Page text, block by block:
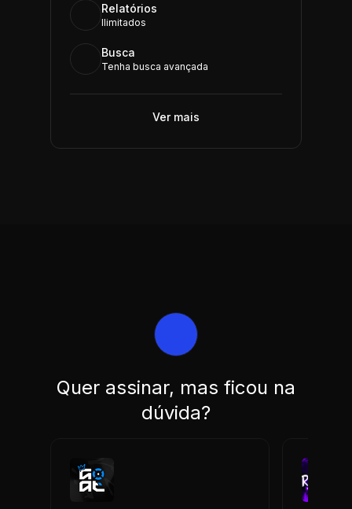
Relatórios
Ilimitados
Busca
Tenha busca avançada
Ver mais
Quer assinar, mas ficou na
dúvida?